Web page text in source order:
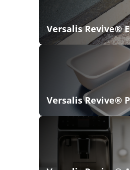
Versalis Revive®
Versalis Revive®